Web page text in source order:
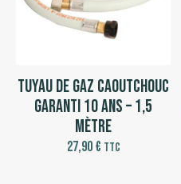
Tuyau de gaz caoutchouc
garanti 10 ans – 1,5
mètre
27,90€ TTC